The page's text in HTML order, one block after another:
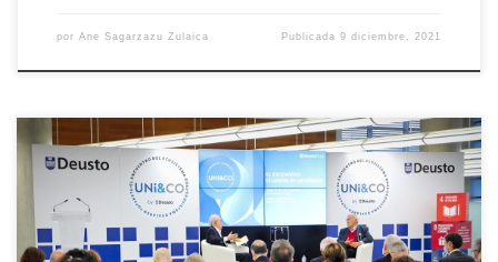
por Ane Sagarzazu Zulaica Publicada9 diciembre, 2021
Descubre la experiencia de Julia Salas en UNi&CO, el primer